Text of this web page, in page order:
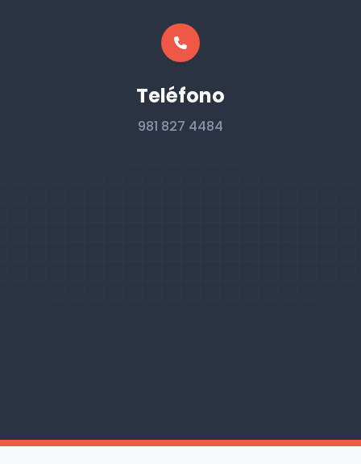
Teléfono
981 827 4484